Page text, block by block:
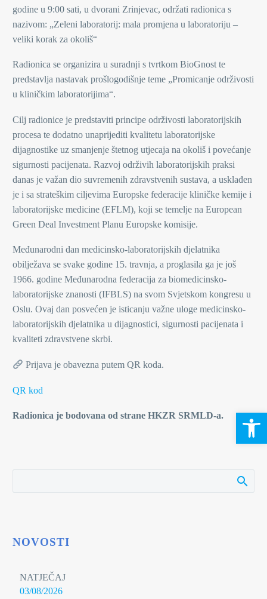
godine u 9:00 sati, u dvorani Zrinjevac, održati radionica s
nazivom: „Zeleni laboratorij: mala promjena u laboratoriju –
veliki korak za okoliš“
Radionica se organizira u suradnji s tvrtkom BioGnost te
predstavlja nastavak prošlogodišnje teme „Promicanje održivosti
u kliničkim laboratorijima“.
Cilj radionice je predstaviti principe održivosti laboratorijskih
procesa te dodatno unaprijediti kvalitetu laboratorijske
dijagnostike uz smanjenje štetnog utjecaja na okoliš i povećanje
sigurnosti pacijenata. Razvoj održivih laboratorijskih praksi
danas je važan dio suvremenih zdravstvenih sustava, a usklađen
je i sa strateškim ciljevima Europske federacije kliničke kemije i
laboratorijske medicine (EFLM), koji se temelje na European
Green Deal Investment Planu Europske komisije.
Međunarodni dan medicinsko-laboratorijskih djelatnika
obilježava se svake godine 15. travnja, a proglasila ga je još
1966. godine Međunarodna federacija za biomedicinsko-
laboratorijske znanosti (IFBLS) na svom Svjetskom kongresu u
Oslu. Ovaj dan posvećen je isticanju važne uloge medicinsko-
laboratorijskih djelatnika u dijagnostici, sigurnosti pacijenata i
kvaliteti zdravstvene skrbi.
Prijava je obavezna putem QR koda.
QR kod
Radionica je bodovana od strane HKZR SRMLD-a.
NOVOSTI
NATJEČAJ
03/08/2026